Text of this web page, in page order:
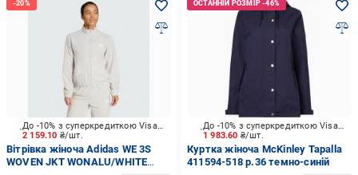
2 159.10 ₴/шт.
До -10% з суперкредиткою Visa Вигода
Вітрівка жіноча Adidas WE 3S
WOVEN JKT WONALU/WHITE
1 983.60 ₴/шт.
До -10% з суперкредиткою Visa Вигода
Куртка жіноча McKinley Tapalla
411594-518 р.36 темно-синій